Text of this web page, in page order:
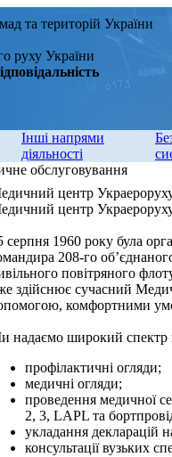
та територій України
руху України
Інші напрями
діяльності
обслуговування
центр
центр
серпня 1960 року була
208-го
повітряного
здійснює сучасний
комфортними
надаємо широкий спектр
профілактичні огляди;
медичні огляди;
проведення медичної
2, 3, LAPL та
укладання декларацій
консультації вузьких